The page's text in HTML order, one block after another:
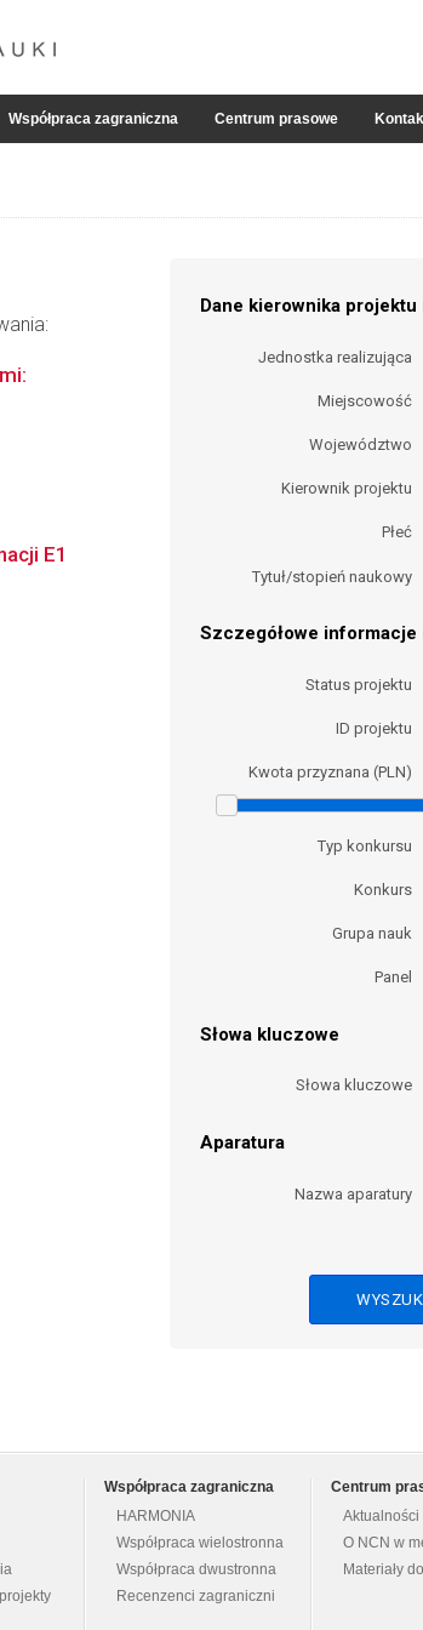
Współpraca zagraniczna Centrum prasowe
Dane kierownika
Jednostka realizująca
Miejscowość
Województwo
Kierownik projektu
Płeć
Tytuł/stopień naukowy
Szczegółowe
Status projektu
ID projektu
Kwota przyznana (PLN)
Typ konkursu
Konkurs
Grupa nauk
Panel
Słowa kluczowe
Słowa kluczowe
Aparatura
Nazwa aparatury
E1
Współpraca zagraniczna
HARMONIA
Współpraca wielostronna
Współpraca dwustronna
Recenzenci zagraniczni
Centrum
Aktualności
O NCN w
Materiały